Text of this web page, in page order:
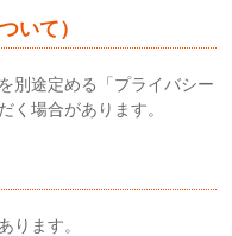
いて）
別途定める「プライバシー
く場合があります。
ります。